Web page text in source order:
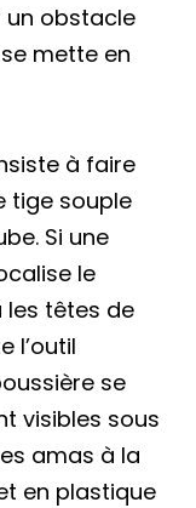
un obstacle
mette en
à faire
tige souple
Si une
le
les têtes de
l’outil
se
visibles sous
amas à la
en plastique